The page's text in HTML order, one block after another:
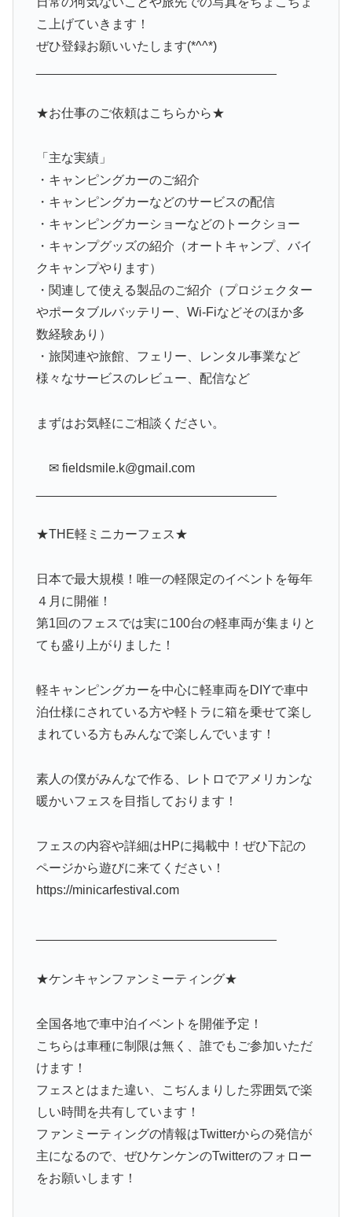
こ上げていきます！
ぜひ登録お願いいたします(*^^*)
★お仕事のご依頼はこちらから★
「主な実績」
・キャンピングカーのご紹介
・キャンピングカーなどのサービスの配信
・キャンピングカーショーなどのトークショー
・キャンプグッズの紹介（オートキャンプ、バイ
クキャンプやります）
・関連して使える製品のご紹介（プロジェクター
やポータブルバッテリー、Wi-Fiなどそのほか多
数経験あり）
・旅関連や旅館、フェリー、レンタル事業など
様々なサービスのレビュー、配信など
まずはお気軽にご相談ください。
✉︎ fieldsmile.k@gmail.com
★THE軽ミニカーフェス★
日本で最大規模！唯一の軽限定のイベントを毎年
４月に開催！
第1回のフェスでは実に100台の軽車両が集まりと
ても盛り上がりました！
軽キャンピングカーを中心に軽車両をDIYで車中
泊仕様にされている方や軽トラに箱を乗せて楽し
まれている方もみんなで楽しんでいます！
素人の僕がみんなで作る、レトロでアメリカンな
暖かいフェスを目指しております！
フェスの内容や詳細はHPに掲載中！ぜひ下記の
ページから遊びに来てください！
https://minicarfestival.com
★ケンキャンファンミーティング★
全国各地で車中泊イベントを開催予定！
こちらは車種に制限は無く、誰でもご参加いただ
けます！
フェスとはまた違い、こぢんまりした雰囲気で楽
しい時間を共有しています！
ファンミーティングの情報はTwitterからの発信が
主になるので、ぜひケンケンのTwitterのフォロー
をお願いします！